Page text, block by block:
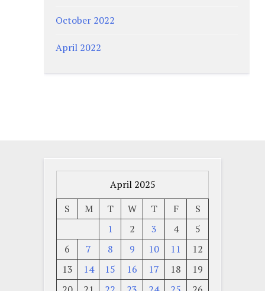
October 2022
April 2022
April 2025
S
M T W T F
S
1
2 3 4
5
6
7 8 9 10 11
12
13
14 15 16 17 18
19